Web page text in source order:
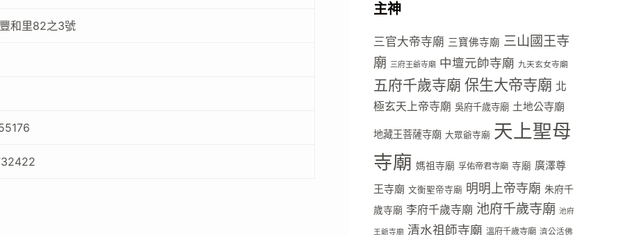
和里82之3號
主神
三官大帝寺廟 三寶佛寺廟 三山國王寺
廟 三府王爺寺廟 中壇元帥寺廟 九天玄女寺廟
五府千歲寺廟 保生大帝寺廟 北
極玄天上帝寺廟 吳府千歲寺廟 土地公寺廟
地藏王菩薩寺廟 大眾爺寺廟 天上聖母
寺廟 媽祖寺廟 孚佑帝君寺廟 寺廟 廣澤尊
王寺廟 文衡聖帝寺廟 明明上帝寺廟 朱府千
歲寺廟 李府千歲寺廟 池府千歲寺廟 池府
王爺寺廟 清水祖師寺廟 溫府千歲寺廟 濟公活佛